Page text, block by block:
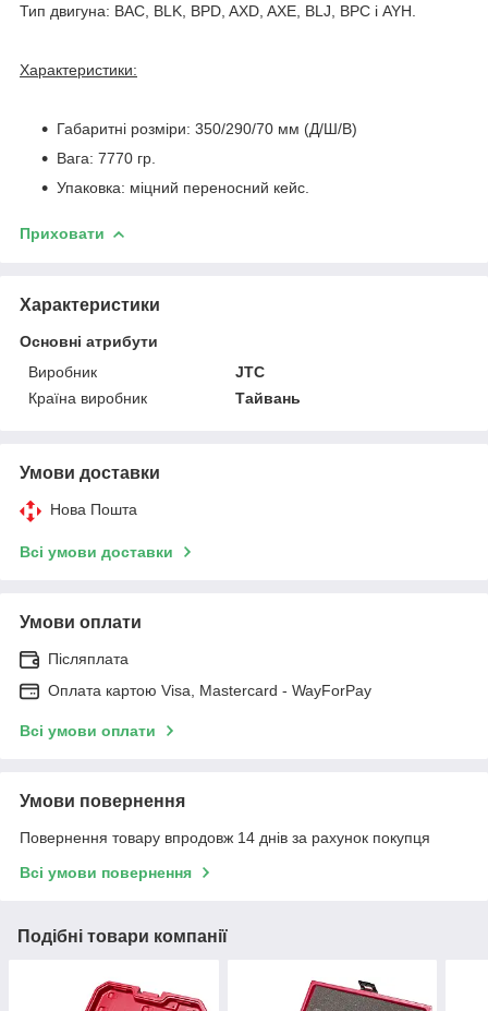
Тип двигуна: BAC, BLK, BPD, AXD, AXE, BLJ, BPC і AYH.
Характеристики:
Габаритні розміри: 350/290/70 мм (Д/Ш/В)
Вага: 7770 гр.
Упаковка: міцний переносний кейс.
Приховати
Характеристики
Основні атрибути
Виробник
JTC
Країна виробник
Тайвань
Умови доставки
Нова Пошта
Всі умови доставки
Умови оплати
Післяплата
Оплата картою Visa, Mastercard - WayForPay
Всі умови оплати
Умови повернення
Повернення товару впродовж 14 днів за рахунок покупця
Всі умови повернення
Подібні товари компанії